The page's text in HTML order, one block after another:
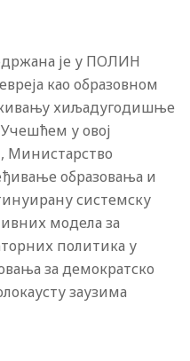
је у ПОЛИН
као образовном
хиљадугодишње
Учешћем у овој
Министарство
образовања и
системску
модела за
политика у
за демократско
заузима